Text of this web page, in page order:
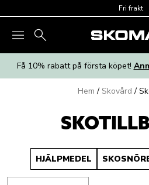
Fri frakt
Få 10% rabatt på första köpet!
Hem / Skovård /
HJÄLPMEDEL